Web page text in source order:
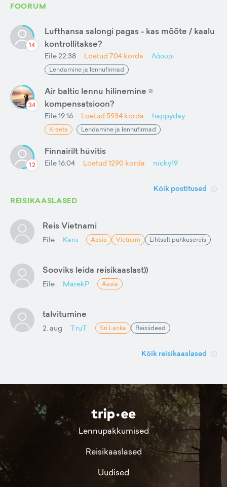
FOORUM
14
Lufthansa salongi pagas - kas mõõte / kaalu
kontrollitakse?
Eile 22:38 Loetud 704 korda Λάουρι
Lendamine ja lennufirmad
34
Air baltic lennu hilinemine =
kompensatsioon?
Eile 19:16 Loetud 5934 korda happyday
Kreeta Lendamine ja lennufirmad
12
Finnairilt hüvitis
Eile 16:04 Loetud 1290 korda nicky19
Kõik postitused
REISIKAASLASED
Reis Vietnami
Eile Karu Aasia Vietnam Lihtsalt puhkusereis
Sooviks leida reisikaaslast))
Eile MarekP Aasia
talvitumine
2. aug TruT Sri Lanka Reisiideed
Kõik reisikaaslased
Lennupakkumised
Reisikaaslased
Uudised